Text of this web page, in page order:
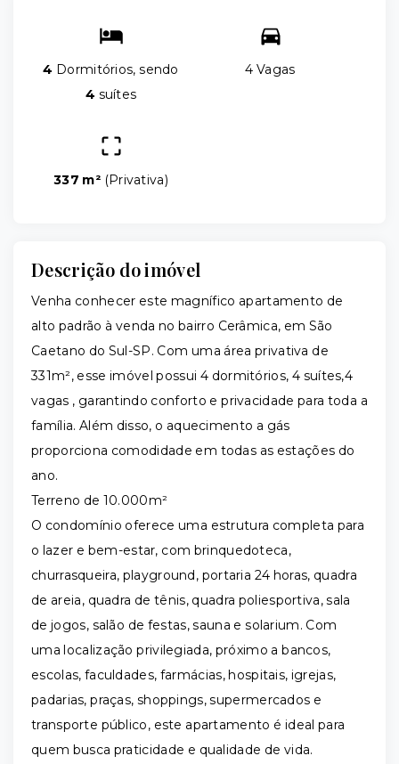
4 Dormitórios, sendo
4 suítes
4 Vagas
337 m² (Privativa)
Descrição do imóvel
Venha conhecer este magnífico apartamento de
alto padrão à venda no bairro Cerâmica, em São
Caetano do Sul-SP. Com uma área privativa de
331m², esse imóvel possui 4 dormitórios, 4 suítes,4
vagas , garantindo conforto e privacidade para toda a
família. Além disso, o aquecimento a gás
proporciona comodidade em todas as estações do
ano.
Terreno de 10.000m²
O condomínio oferece uma estrutura completa para
o lazer e bem-estar, com brinquedoteca,
churrasqueira, playground, portaria 24 horas, quadra
de areia, quadra de tênis, quadra poliesportiva, sala
de jogos, salão de festas, sauna e solarium. Com
uma localização privilegiada, próximo a bancos,
escolas, faculdades, farmácias, hospitais, igrejas,
padarias, praças, shoppings, supermercados e
transporte público, este apartamento é ideal para
quem busca praticidade e qualidade de vida.